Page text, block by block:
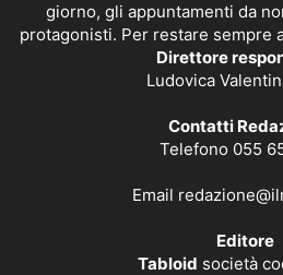
giorno, gli appuntamenti da
protagonisti. Per restare sempre
Direttore
Ludovica
Contatti
Telefono 055
Email
Editore
Tabloid società